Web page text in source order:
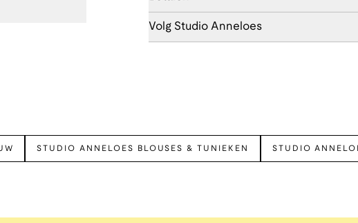
Volg Studio Anneloes
STUDIO ANNELOES BLOUSES & TUNIEKEN STUDIO